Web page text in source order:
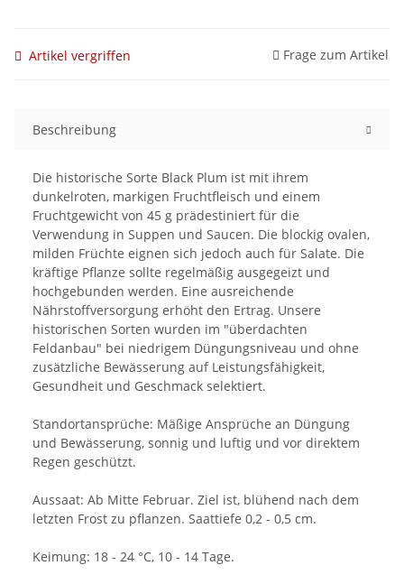
Artikel vergriffen Frage zum Artikel
Beschreibung
Die historische Sorte Black Plum ist mit ihrem
dunkelroten, markigen Fruchtfleisch und einem
Fruchtgewicht von 45 g prädestiniert für die
Verwendung in Suppen und Saucen. Die blockig ovalen,
milden Früchte eignen sich jedoch auch für Salate. Die
kräftige Pflanze sollte regelmäßig ausgegeizt und
hochgebunden werden. Eine ausreichende
Nährstoffversorgung erhöht den Ertrag. Unsere
historischen Sorten wurden im "überdachten
Feldanbau" bei niedrigem Düngungsniveau und ohne
zusätzliche Bewässerung auf Leistungsfähigkeit,
Gesundheit und Geschmack selektiert.
Standortansprüche: Mäßige Ansprüche an Düngung
und Bewässerung, sonnig und luftig und vor direktem
Regen geschützt.
Aussaat: Ab Mitte Februar. Ziel ist, blühend nach dem
letzten Frost zu pflanzen. Saattiefe 0,2 - 0,5 cm.
Keimung: 18 - 24 °C, 10 - 14 Tage.